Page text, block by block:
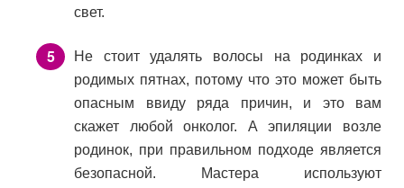
свет.
Не стоит удалять волосы на родинках и
родимых пятнах, потому что это может быть
опасным ввиду ряда причин, и это вам
скажет любой онколог. А эпиляции возле
родинок, при правильном подходе является
безопасной. Мастера используют